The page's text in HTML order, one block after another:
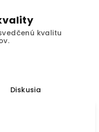
kvalitu
Diskusia